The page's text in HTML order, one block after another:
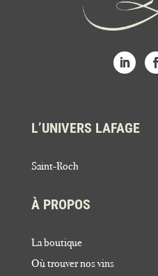
L’UNIVERS LAFAGE
Saint-Roch
À PROPOS
La boutique
Où trouver nos vins